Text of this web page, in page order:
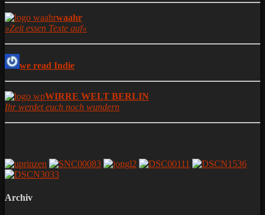
waahr
»Zeit essen Texte auf«
we read Indie
WIRRE WELT BERLIN
Ihr werdet euch noch wundern
Archiv